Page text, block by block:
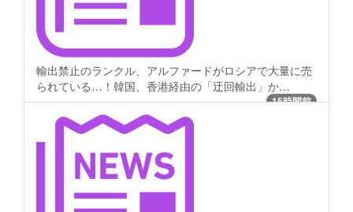
輸出禁止のランクル、アルファードがロシアで大量に売
られている…！韓国、香港経由の「迂回輸出」か…
15時間前